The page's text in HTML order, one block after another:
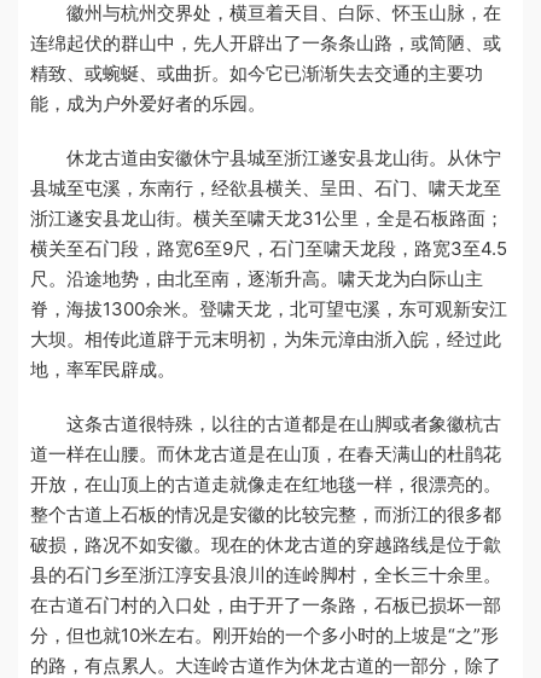
徽州与杭州交界处，横亘着天目、白际、怀玉山脉，在
连绵起伏的群山中，先人开辟出了一条条山路，或简陋、或
精致、或蜿蜒、或曲折。如今它已渐渐失去交通的主要功
能，成为户外爱好者的乐园。
休龙古道由安徽休宁县城至浙江遂安县龙山街。从休宁
县城至屯溪，东南行，经欲县横关、呈田、石门、啸天龙至
浙江遂安县龙山街。横关至啸天龙31公里，全是石板路面；
横关至石门段，路宽6至9尺，石门至啸天龙段，路宽3至4.5
尺。沿途地势，由北至南，逐渐升高。啸天龙为白际山主
脊，海拔1300余米。登啸天龙，北可望屯溪，东可观新安江
大坝。相传此道辟于元末明初，为朱元漳由浙入皖，经过此
地，率军民辟成。
这条古道很特殊，以往的古道都是在山脚或者象徽杭古
道一样在山腰。而休龙古道是在山顶，在春天满山的杜鹃花
开放，在山顶上的古道走就像走在红地毯一样，很漂亮的。
整个古道上石板的情况是安徽的比较完整，而浙江的很多都
破损，路况不如安徽。现在的休龙古道的穿越路线是位于歙
县的石门乡至浙江淳安县浪川的连岭脚村，全长三十余里。
在古道石门村的入口处，由于开了一条路，石板已损坏一部
分，但也就10米左右。刚开始的一个多小时的上坡是“之”形
的路，有点累人。大连岭古道作为休龙古道的一部分，除了